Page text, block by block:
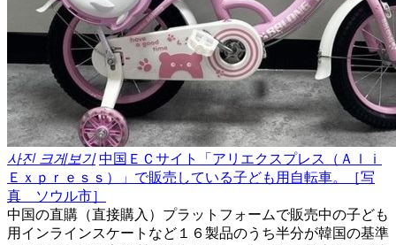
사진 크게보기 中国ＥＣサイト「アリエクスプレス（Ａｌｉ
Ｅｘｐｒｅｓｓ）」で販売している子ども用自転車。［写
真 ソウル市］
中国の直購（直接購入）プラットフォームで販売中の子ども
用インラインスケートなど１６製品のうち半分が韓国の基準